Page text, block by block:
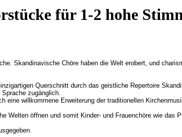
für 1-2 hohe
Skandinavische Chöre haben die Welt erobert, und
Querschnitt durch das geistliche Repertoire
zugänglich.
willkommene Erweiterung der traditionellen
öffnen und somit Kinder- und Frauenchöre wie das